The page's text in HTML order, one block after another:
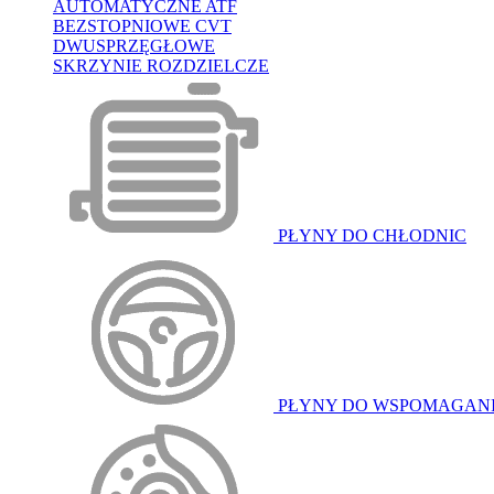
AUTOMATYCZNE ATF
BEZSTOPNIOWE CVT
DWUSPRZĘGŁOWE
SKRZYNIE ROZDZIELCZE
PŁYNY DO CHŁODNIC
PŁYNY DO